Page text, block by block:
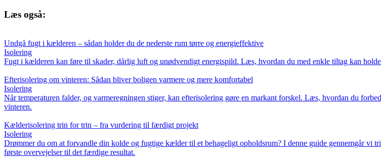
Læs også:
Undgå fugt i kælderen – sådan holder du de nederste rum tørre og energieffektive
Isolering
Fugt i kælderen kan føre til skader, dårlig luft og unødvendigt energispild. Læs, hvordan du med enkle tiltag kan
Efterisolering om vinteren: Sådan bliver boligen varmere og mere komfortabel
Isolering
Når temperaturen falder, og varmeregningen stiger, kan efterisolering gøre en markant forskel. Læs, hvordan du
vinteren.
Kælderisolering trin for trin – fra vurdering til færdigt projekt
Isolering
Drømmer du om at forvandle din kolde og fugtige kælder til et behageligt opholdsrum? I denne guide gennemgår
første overvejelser til det færdige resultat.